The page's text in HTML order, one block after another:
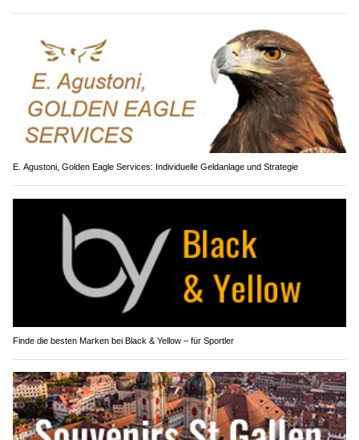
E. Agustoni, Golden Eagle Services: Individuelle Geldanlage und Strategie
Finde die besten Marken bei Black & Yellow – für Sportler